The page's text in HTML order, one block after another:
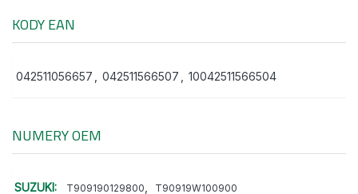
KODY EAN
042511056657 042511566507 10042511566504
NUMERY OEM
SUZUKI: T909190129800 T90919W100900